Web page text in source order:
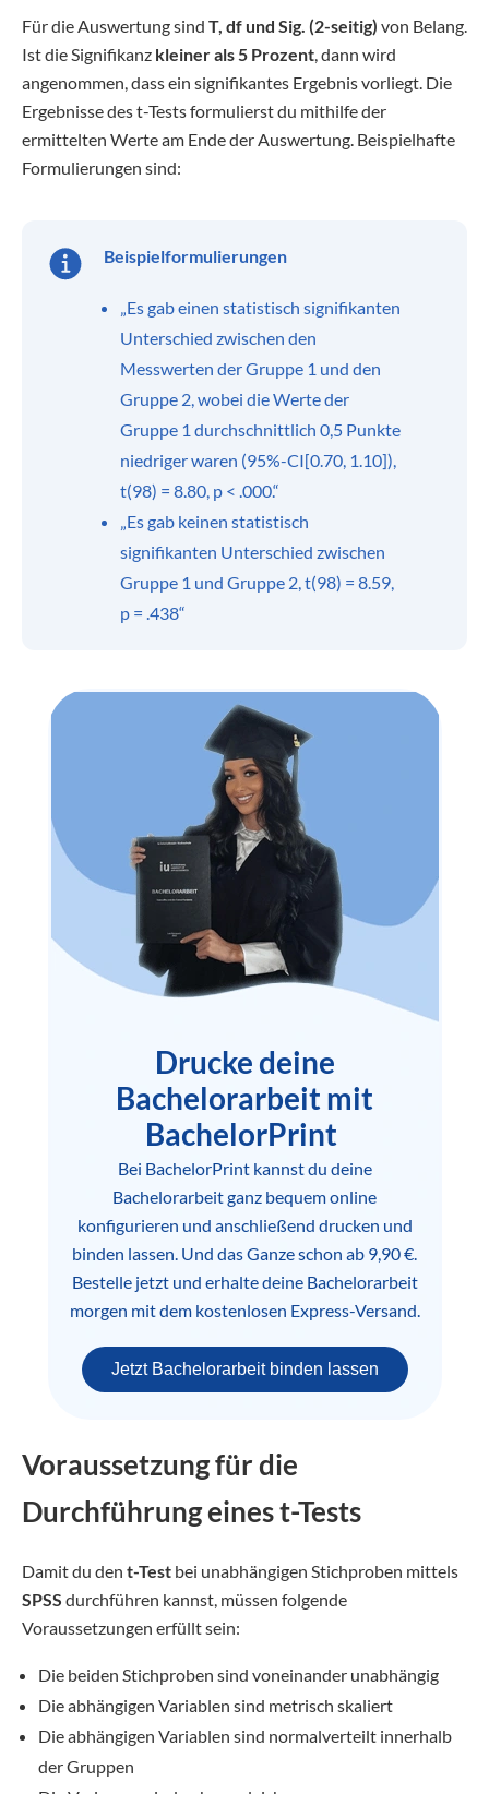
Für die Auswertung sind T, df und Sig. (2-seitig) von Belang.
Ist die Signifikanz kleiner als 5 Prozent, dann wird
angenommen, dass ein signifikantes Ergebnis vorliegt. Die
Ergebnisse des t-Tests formulierst du mithilfe der
ermittelten Werte am Ende der Auswertung. Beispielhafte
Formulierungen sind:
Beispielformulierungen
„Es gab einen statistisch signifikanten
Unterschied zwischen den
Messwerten der Gruppe 1 und den
Gruppe 2, wobei die Werte der
Gruppe 1 durchschnittlich 0,5 Punkte
niedriger waren (95%-CI[0.70, 1.10]),
t(98) = 8.80, p < .000.“
„Es gab keinen statistisch
signifikanten Unterschied zwischen
Gruppe 1 und Gruppe 2, t(98) = 8.59,
p = .438“
Drucke deine
Bachelorarbeit mit
BachelorPrint
Bei BachelorPrint kannst du deine
Bachelorarbeit ganz bequem online
konfigurieren und anschließend drucken und
binden lassen. Und das Ganze schon ab 9,90 €.
Bestelle jetzt und erhalte deine Bachelorarbeit
morgen mit dem kostenlosen Express-Versand.
Jetzt Bachelorarbeit binden lassen
Voraussetzung für die
Durchführung eines t-Tests
Damit du den t-Test bei unabhängigen Stichproben mittels
SPSS durchführen kannst, müssen folgende
Voraussetzungen erfüllt sein:
Die beiden Stichproben sind voneinander unabhängig
Die abhängigen Variablen sind metrisch skaliert
Die abhängigen Variablen sind normalverteilt innerhalb
der Gruppen